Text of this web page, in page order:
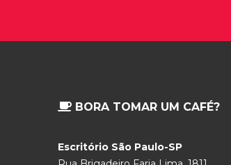
BORA TOMAR UM CAFÉ?
Escritório São Paulo-SP